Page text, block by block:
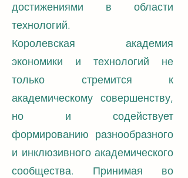
достижениями в области
технологий.
Королевская академия
экономики и технологий не
только стремится к
академическому совершенству,
но и содействует
формированию разнообразного
и инклюзивного академического
сообщества. Принимая во